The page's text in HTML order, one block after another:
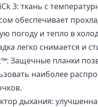
3: ткань с
обеспечивает
погоду и тепло в
легко снимается и
Защечные планки
наиболее
дыхания: